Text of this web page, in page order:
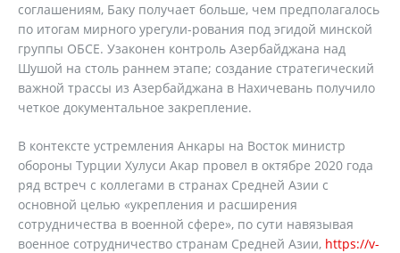
соглашениям, Баку получает больше, чем предполагалось
по итогам мирного урегули-рования под эгидой минской
группы ОБСЕ. Узаконен контроль Азербайджана над
Шушой на столь раннем этапе; создание стратегический
важной трассы из Азербайджана в Нахичевань получило
четкое документальное закрепление.
В контексте устремления Анкары на Восток министр
обороны Турции Хулуси Акар провел в октябре 2020 года
ряд встреч с коллегами в странах Средней Азии с
основной целью «укрепления и расширения
сотрудничества в военной сфере», по сути навязывая
военное сотрудничество странам Средней Азии, https://v-